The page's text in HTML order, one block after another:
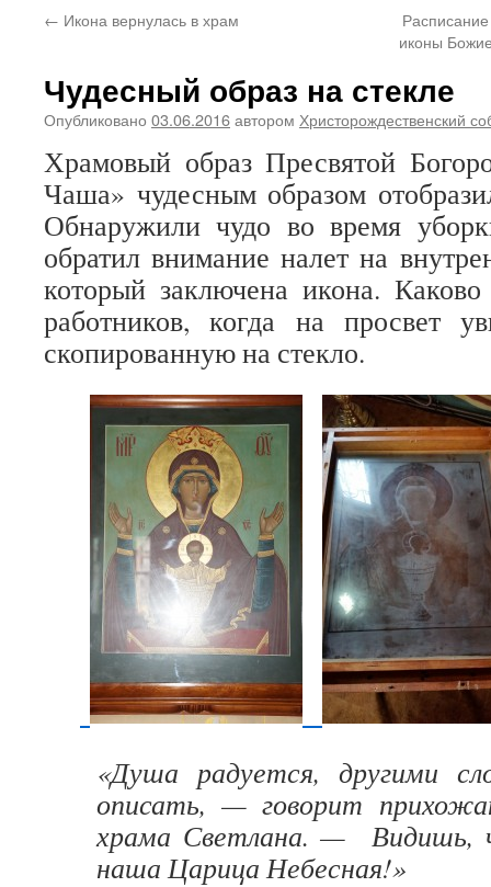
← Икона вернулась в храм
иконы
Чудесный образ на стекле
Опубликовано 03.06.2016автором Христорождественский
Храмовый образ Пресвятой
Чаша» чудесным образом
Обнаружили чудо во время
обратил внимание налет на
который заключена икона.
работников, когда на просвет
скопированную на стекло.
«Душа радуется, другими
описать, — говорит
храма Светлана. — Видишь,
наша Царица Небесная!»